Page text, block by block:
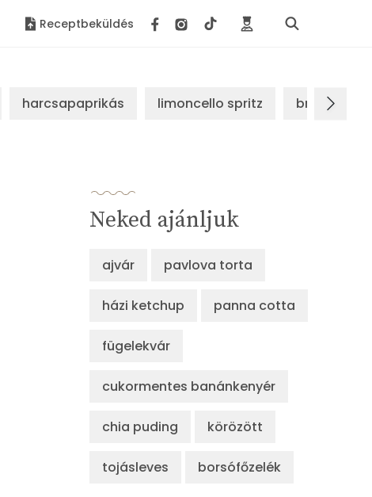
Receptbeküldés
harcsapaprikás limoncello spritz brassói
Neked ajánljuk
ajvár pavlova torta
házi ketchup panna cotta
fügelekvár
cukormentes banánkenyér
chia puding körözött
tojásleves borsófőzelék